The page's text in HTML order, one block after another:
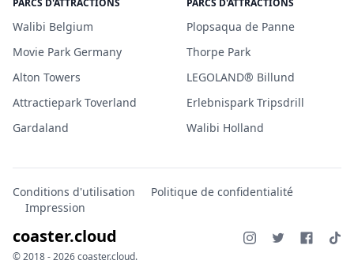
PARCS D'ATTRACTIONS
Walibi Belgium
Movie Park Germany
Alton Towers
Attractiepark Toverland
Gardaland
PARCS D'ATTRACTIONS
Plopsaqua de Panne
Thorpe Park
LEGOLAND® Billund
Erlebnispark Tripsdrill
Walibi Holland
Conditions d'utilisation
Politique de confidentialité
Impression
coaster.cloud
© 2018 - 2026 coaster.cloud.